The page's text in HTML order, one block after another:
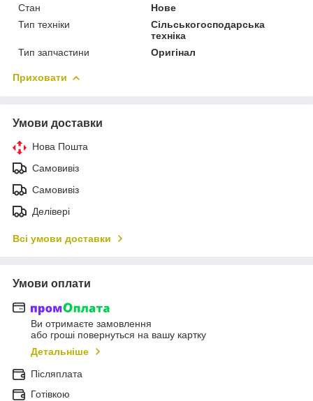
Стан
Нове
Тип техніки
Сільськогосподарська
техніка
Тип запчастини
Оригінал
Приховати
Умови доставки
Нова Пошта
Самовивіз
Самовивіз
Делівері
Всі умови доставки
Умови оплати
Ви отримаєте замовлення
або гроші повернуться на вашу картку
Детальніше
Післяплата
Готівкою